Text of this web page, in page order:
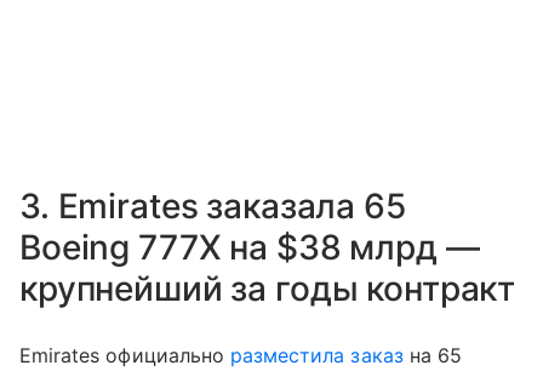
3. Emirates заказала 65
Boeing 777X на $38 млрд —
крупнейший за годы контракт
Emirates официально разместила заказна 65